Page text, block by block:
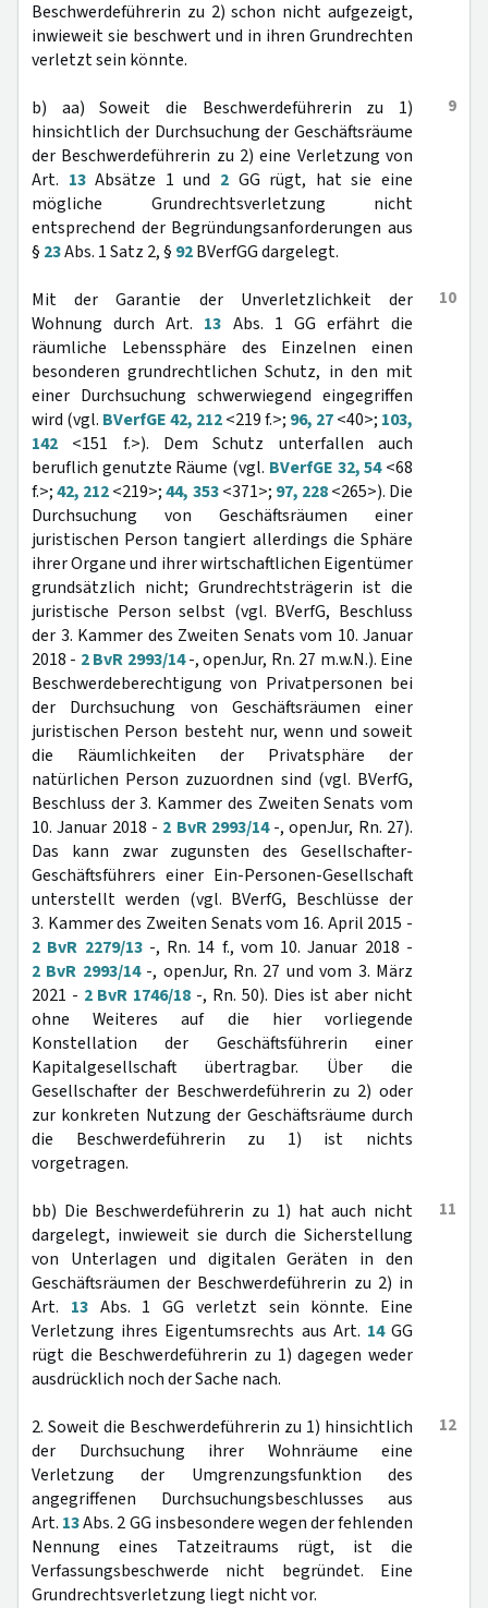
Beschwerdeführerin zu 2) schon nicht aufgezeigt,
inwieweit sie beschwert und in ihren Grundrechten
verletzt sein könnte.
9
b) aa) Soweit die Beschwerdeführerin zu 1)
hinsichtlich der Durchsuchung der Geschäftsräume
der Beschwerdeführerin zu 2) eine Verletzung von
Art. 13Absätze 1 und 2 GG rügt, hat sie eine
mögliche Grundrechtsverletzung nicht
entsprechend der Begründungsanforderungen aus
§ 23Abs. 1 Satz 2, § 92BVerfGG dargelegt.
10
Mit der Garantie der Unverletzlichkeit der
Wohnung durch Art. 13 Abs. 1 GG erfährt die
räumliche Lebenssphäre des Einzelnen einen
besonderen grundrechtlichen Schutz, in den mit
einer Durchsuchung schwerwiegend eingegriffen
wird (vgl. BVerfGE 42, 212<219 f.>; 96, 27<40>; 103,
142 <151 f.>). Dem Schutz unterfallen auch
beruflich genutzte Räume (vgl. BVerfGE 32, 54<68
f.>;42, 212<219>;44, 353<371>; 97, 228<265>). Die
Durchsuchung von Geschäftsräumen einer
juristischen Person tangiert allerdings die Sphäre
ihrer Organe und ihrer wirtschaftlichen Eigentümer
grundsätzlich nicht; Grundrechtsträgerin ist die
juristische Person selbst (vgl. BVerfG, Beschluss
der 3. Kammer des Zweiten Senats vom 10. Januar
2018 - 2 BvR 2993/14-, openJur, Rn. 27 m.w.N.). Eine
Beschwerdeberechtigung von Privatpersonen bei
der Durchsuchung von Geschäftsräumen einer
juristischen Person besteht nur, wenn und soweit
die Räumlichkeiten der Privatsphäre der
natürlichen Person zuzuordnen sind (vgl. BVerfG,
Beschluss der 3. Kammer des Zweiten Senats vom
10. Januar 2018 - 2 BvR 2993/14-, openJur, Rn. 27).
Das kann zwar zugunsten des Gesellschafter-
Geschäftsführers einer Ein-Personen-Gesellschaft
unterstellt werden (vgl. BVerfG, Beschlüsse der
3. Kammer des Zweiten Senats vom 16. April 2015 -
2 BvR 2279/13-, Rn. 14 f., vom 10. Januar 2018 -
2 BvR 2993/14-, openJur, Rn. 27 und vom 3. März
2021 - 2 BvR 1746/18 -, Rn. 50). Dies ist aber nicht
ohne Weiteres auf die hier vorliegende
Konstellation der Geschäftsführerin einer
Kapitalgesellschaft übertragbar. Über die
Gesellschafter der Beschwerdeführerin zu 2) oder
zur konkreten Nutzung der Geschäftsräume durch
die Beschwerdeführerin zu 1) ist nichts
vorgetragen.
11
bb) Die Beschwerdeführerin zu 1) hat auch nicht
dargelegt, inwieweit sie durch die Sicherstellung
von Unterlagen und digitalen Geräten in den
Geschäftsräumen der Beschwerdeführerin zu 2) in
Art. 13Abs. 1 GG verletzt sein könnte. Eine
Verletzung ihres Eigentumsrechts aus Art. 14GG
rügt die Beschwerdeführerin zu 1) dagegen weder
ausdrücklich noch der Sache nach.
12
2. Soweit die Beschwerdeführerin zu 1) hinsichtlich
der Durchsuchung ihrer Wohnräume eine
Verletzung der Umgrenzungsfunktion des
angegriffenen Durchsuchungsbeschlusses aus
Art. 13Abs. 2 GG insbesondere wegen der fehlenden
Nennung eines Tatzeitraums rügt, ist die
Verfassungsbeschwerde nicht begründet. Eine
Grundrechtsverletzung liegt nicht vor.